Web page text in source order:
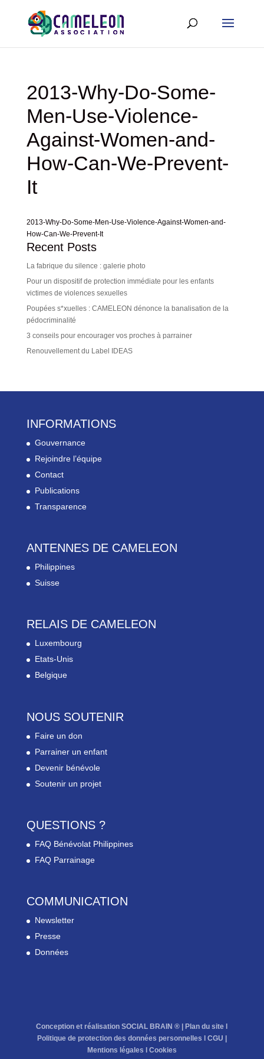
2013-Why-Do-Some-
Men-Use-Violence-
Against-Women-and-
How-Can-We-Prevent-
It
2013-Why-Do-Some-Men-Use-Violence-Against-Women-and-
How-Can-We-Prevent-It
Recent Posts
La fabrique du silence : galerie photo
Pour un dispositif de protection immédiate pour les enfants
victimes de violences sexuelles
Poupées s*xuelles : CAMELEON dénonce la banalisation de la
pédocriminalité
3 conseils pour encourager vos proches à parrainer
Renouvellement du Label IDEAS
INFORMATIONS
Gouvernance
Rejoindre l’équipe
Contact
Publications
Transparence
ANTENNES DE CAMELEON
Philippines
Suisse
RELAIS DE CAMELEON
Luxembourg
Etats-Unis
Belgique
NOUS SOUTENIR
Faire un don
Parrainer un enfant
Devenir bénévole
Soutenir un projet
QUESTIONS ?
FAQ Bénévolat Philippines
FAQ Parrainage
COMMUNICATION
Newsletter
Presse
Données
Conception et réalisation SOCIAL BRAIN ® | Plan du site
Politique de protection des données personnelles
CGU
Mentions légales
Cookies